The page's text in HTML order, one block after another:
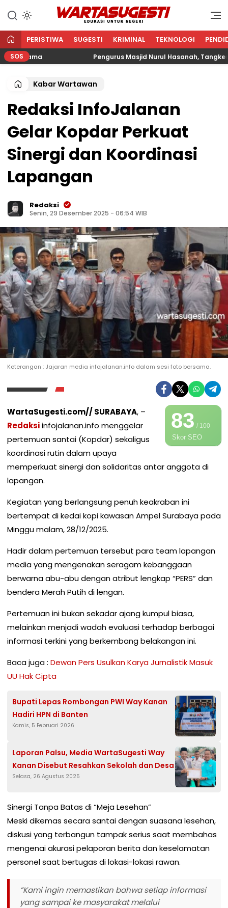
WARTA SUGESTI √ EDUKASI
Edukasi Untuk Negeri
PERISTIWA SUGESTI KRIMINAL TEKNOLOGI
SOS Pengurus Masjid Nurul Hasanah, Tangkerang
Kabar Wartawan
Redaksi InfoJalanan
Gelar Kopdar Perkuat
Sinergi dan Koordinasi
Lapangan
Redaksi
Senin, 29 Desember 2025 - 06:54 WIB
Keterangan : Jajaran media infojalanan.info dalam sesi foto bersama.
83/ 100
Skor SEO
WartaSugesti.com// ​SURABAYA, –
Redaksiinfojalanan.info menggelar
pertemuan santai (Kopdar) sekaligus
koordinasi rutin dalam upaya
memperkuat sinergi dan solidaritas antar anggota di
lapangan.
Kegiatan yang berlangsung penuh keakraban ini
bertempat di kedai kopi kawasan Ampel Surabaya pada
Minggu malam, 28/12/2025.
Hadir dalam pertemuan tersebut para team lapangan
media yang mengenakan seragam kebanggaan
berwarna abu-abu dengan atribut lengkap “PERS” dan
bendera Merah Putih di lengan.
Pertemuan ini bukan sekadar ajang kumpul biasa,
melainkan menjadi wadah evaluasi terhadap berbagai
informasi terkini yang berkembang belakangan ini.
Baca juga : Dewan Pers Usulkan Karya Jurnalistik Masuk
UU Hak Cipta
Bupati Lepas Rombongan PWI Way Kanan
Hadiri HPN di Banten
Kamis, 5 Februari 2026
Laporan Palsu, Media WartaSugesti Way
Kanan Disebut Resahkan Sekolah dan Desa
Selasa, 26 Agustus 2025
​Sinergi Tanpa Batas di “Meja Lesehan”
​Meski dikemas secara santai dengan suasana lesehan,
diskusi yang terbangun tampak serius saat membahas
mengenai akurasi pelaporan berita dan keselamatan
personel saat bertugas di lokasi-lokasi rawan.
​”Kami ingin memastikan bahwa setiap informasi
yang sampai ke masyarakat melalui